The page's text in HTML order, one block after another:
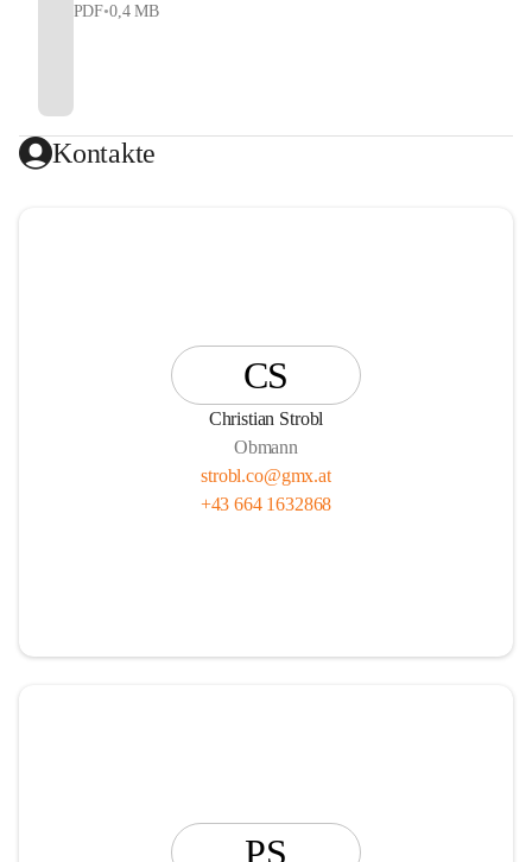
PDF•0,4 MB
Kontakte
CS
Christian Strobl
Obmann
strobl.co@gmx.at
+43 664 1632868
PS